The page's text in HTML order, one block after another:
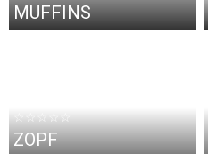
MUFFINS
☆☆☆☆☆
ZOPF